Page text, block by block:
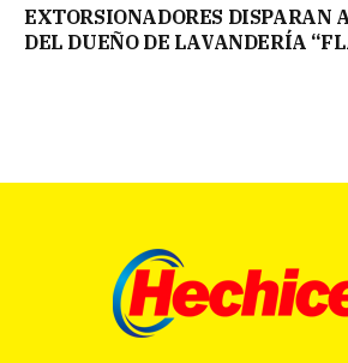
EXTORSIONADORES DISPARAN
DEL DUEÑO DE LAVANDERÍA